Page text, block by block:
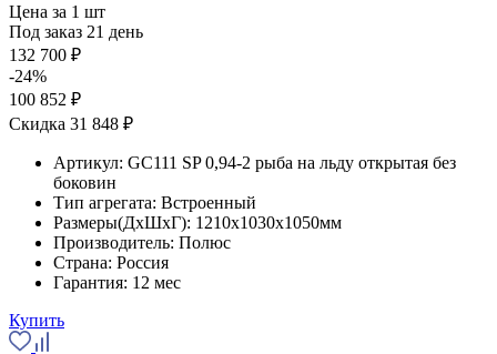
Цена за 1 шт
Под заказ 21 день
132 700 ₽
-24%
100 852 ₽
Скидка 31 848 ₽
Артикул: GC111 SP 0,94-2 рыба на льду открытая без
боковин
Тип агрегата: Встроенный
Размеры(ДхШхГ): 1210x1030x1050мм
Производитель: Полюс
Страна: Россия
Гарантия: 12 мес
Купить